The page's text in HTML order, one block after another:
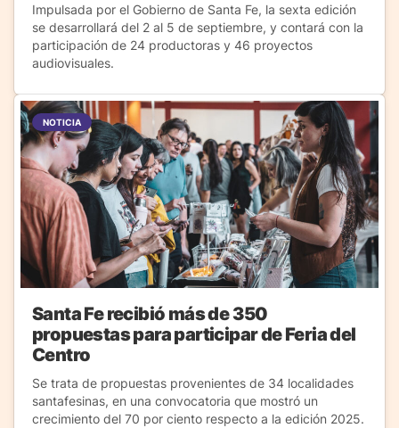
Impulsada por el Gobierno de Santa Fe, la sexta edición
se desarrollará del 2 al 5 de septiembre, y contará con la
participación de 24 productoras y 46 proyectos
audiovisuales.
NOTICIA
Santa Fe recibió más de 350
propuestas para participar de Feria del
Centro
Se trata de propuestas provenientes de 34 localidades
santafesinas, en una convocatoria que mostró un
crecimiento del 70 por ciento respecto a la edición 2025.